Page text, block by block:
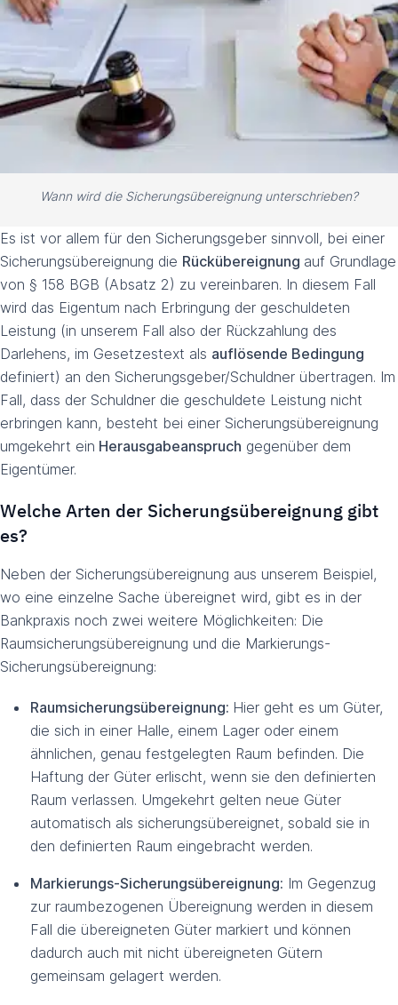
Wann wird die Sicherungsübereignung unterschrieben?
Es ist vor allem für den Sicherungsgeber sinnvoll, bei einer
Sicherungsübereignung die Rückübereignung auf Grundlage
von § 158 BGB (Absatz 2) zu vereinbaren. In diesem Fall
wird das Eigentum nach Erbringung der geschuldeten
Leistung (in unserem Fall also der Rückzahlung des
Darlehens, im Gesetzestext als auflösende Bedingung
definiert) an den Sicherungsgeber/Schuldner übertragen. Im
Fall, dass der Schuldner die geschuldete Leistung nicht
erbringen kann, besteht bei einer Sicherungsübereignung
umgekehrt ein Herausgabeanspruch gegenüber dem
Eigentümer.
Welche Arten der Sicherungsübereignung gibt
es?
Neben der Sicherungsübereignung aus unserem Beispiel,
wo eine einzelne Sache übereignet wird, gibt es in der
Bankpraxis noch zwei weitere Möglichkeiten: Die
Raumsicherungsübereignung und die Markierungs-
Sicherungsübereignung:
Raumsicherungsübereignung: Hier geht es um Güter,
die sich in einer Halle, einem Lager oder einem
ähnlichen, genau festgelegten Raum befinden. Die
Haftung der Güter erlischt, wenn sie den definierten
Raum verlassen. Umgekehrt gelten neue Güter
automatisch als sicherungsübereignet, sobald sie in
den definierten Raum eingebracht werden.
Markierungs-Sicherungsübereignung: Im Gegenzug
zur raumbezogenen Übereignung werden in diesem
Fall die übereigneten Güter markiert und können
dadurch auch mit nicht übereigneten Gütern
gemeinsam gelagert werden.